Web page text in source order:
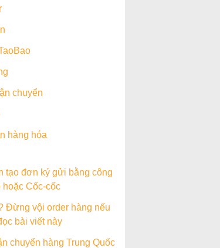
chuyển
hàng hóa
tạo đơn ký gửi bằng công
hoặc Cốc-cốc
Đừng vội order hàng nếu
bài viết này
chuyển hàng Trung Quốc